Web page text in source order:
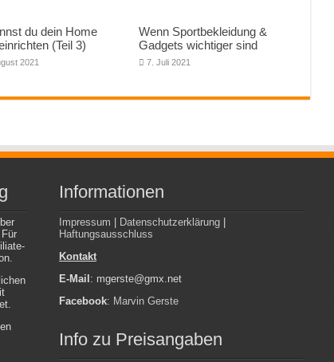
du dein Home
(Teil 3)
2021
Wenn Sportbekleidung &
Gadgets wichtiger sind
7. Juli 2021
Informationen
Impressum Datenschutzerklärung
Haftungsausschluss
Kontakt
E-Mail : mgerste@gmx.net
Facebook: Marvin Gerste
Info zu Preisangaben